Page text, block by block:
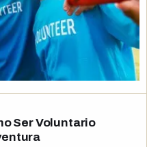
Ser Voluntario